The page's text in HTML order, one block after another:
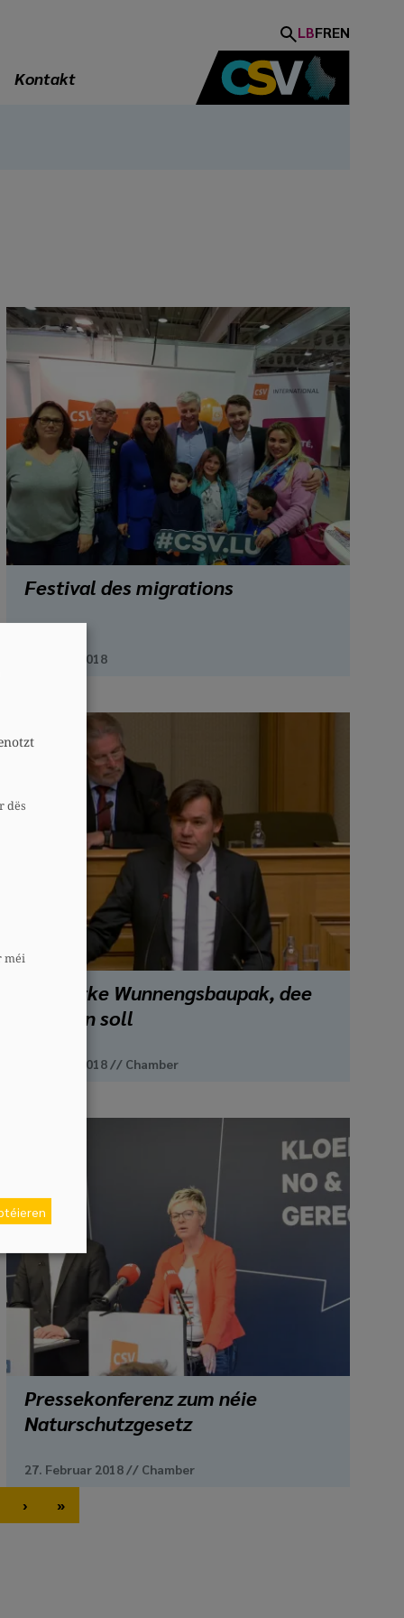
LBFREN
Kontakt
Festival des migrations
9. Mäerz 2018
E staarke Wunnengsbaupak, dee
wierken soll
1. Mäerz 2018 // Chamber
Pressekonferenz zum néie
Naturschutzgesetz
27. Februar 2018 // Chamber
Next page
› Last page
»
dës
méi